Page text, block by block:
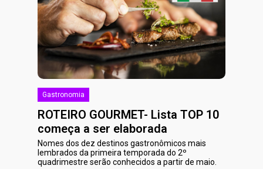
Gastronomia
ROTEIRO GOURMET- Lista TOP 10
começa a ser elaborada
Nomes dos dez destinos gastronômicos mais
lembrados da primeira temporada do 2º
quadrimestre serão conhecidos a partir de maio.